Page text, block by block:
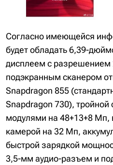
Согласно имеющейся
будет обладать 6,39-
дисплеем с разрешением
подэкранным сканером
Snapdragon 855
Snapdragon 730),
модулями на 48+13+8
камерой на 32 Мп,
быстрой зарядкой
3,5-мм аудио-разъем и